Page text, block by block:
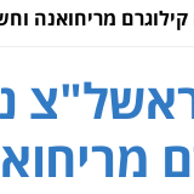
מריחואנה